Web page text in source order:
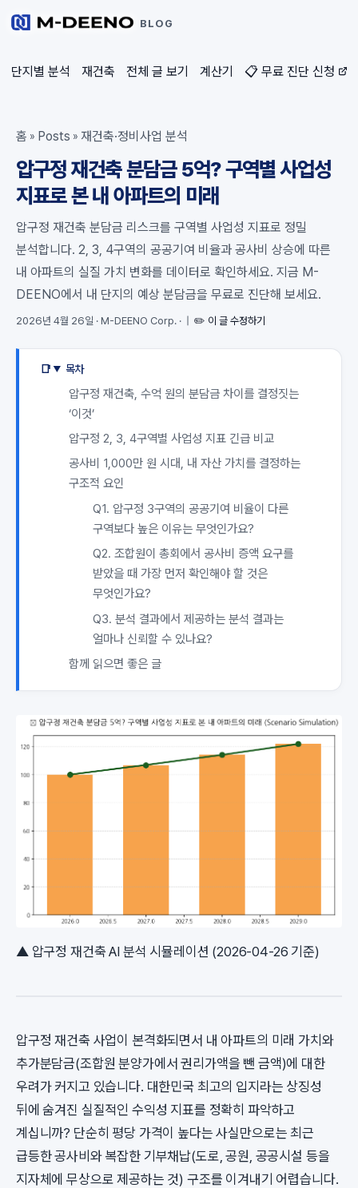
BLOG
단지별 분석 재건축 전체 글 보기 계산기 📋 무료 진단 신청
홈 » Posts » 재건축·정비사업 분석
압구정 재건축 분담금 5억? 구역별 사업성
지표로 본 내 아파트의 미래
압구정 재건축 분담금 리스크를 구역별 사업성 지표로 정밀
분석합니다. 2, 3, 4구역의 공공기여 비율과 공사비 상승에 따른
내 아파트의 실질 가치 변화를 데이터로 확인하세요. 지금 M-
DEENO에서 내 단지의 예상 분담금을 무료로 진단해 보세요.
2026년 4월 26일 · M-DEENO Corp. · ✏️ 이 글 수정하기
목차
압구정 재건축, 수억 원의 분담금 차이를 결정짓는
‘이것’
압구정 2, 3, 4구역별 사업성 지표 긴급 비교
공사비 1,000만 원 시대, 내 자산 가치를 결정하는
구조적 요인
Q1. 압구정 3구역의 공공기여 비율이 다른
구역보다 높은 이유는 무엇인가요?
Q2. 조합원이 총회에서 공사비 증액 요구를
받았을 때 가장 먼저 확인해야 할 것은
무엇인가요?
Q3. 분석 결과에서 제공하는 분석 결과는
얼마나 신뢰할 수 있나요?
함께 읽으면 좋은 글
▲ 압구정 재건축 AI 분석 시뮬레이션 (2026-04-26 기준)
압구정 재건축 사업이 본격화되면서 내 아파트의 미래 가치와
추가분담금(조합원 분양가에서 권리가액을 뺀 금액)에 대한
우려가 커지고 있습니다. 대한민국 최고의 입지라는 상징성
뒤에 숨겨진 실질적인 수익성 지표를 정확히 파악하고
계십니까? 단순히 평당 가격이 높다는 사실만으로는 최근
급등한 공사비와 복잡한 기부채납(도로, 공원, 공공시설 등을
지자체에 무상으로 제공하는 것) 구조를 이겨내기 어렵습니다.